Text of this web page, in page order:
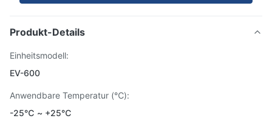
Produkt-Details
Einheitsmodell:
EV-600
Anwendbare Temperatur (℃):
-25℃ ~ +25℃